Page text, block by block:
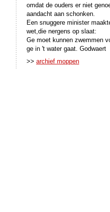
omdat de ouders er niet
aandacht aan schonken.
Een snuggere minister
wet,die nergens op slaat:
Ge moet kunnen zwemmen
ge in 't water gaat. Godwaert
>> archief moppen